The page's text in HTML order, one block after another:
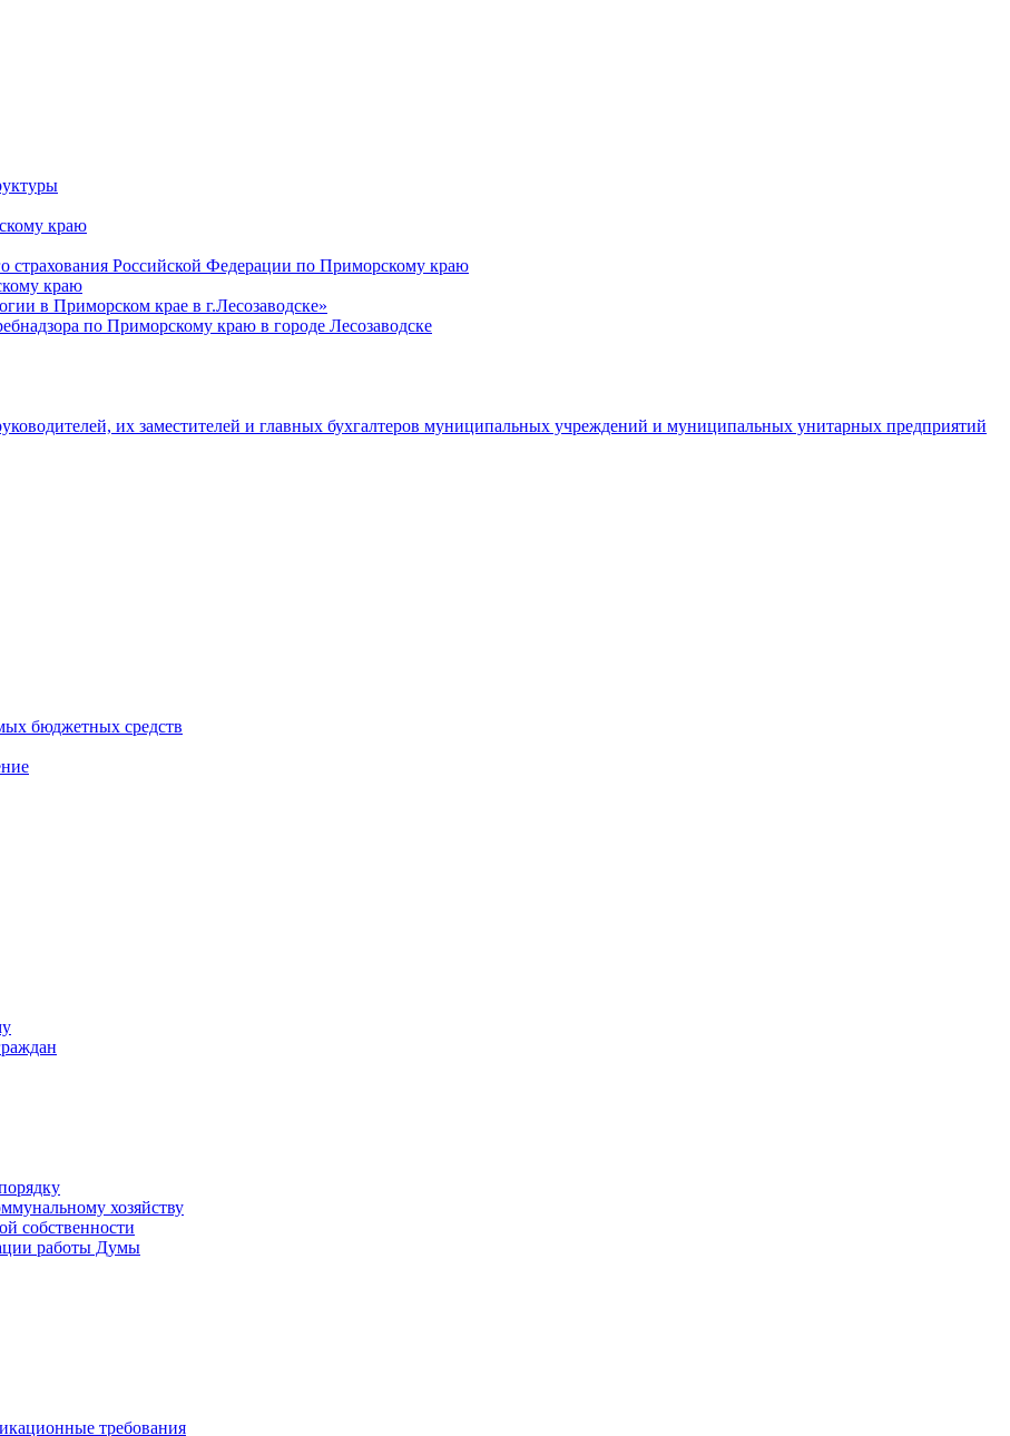
краю
страхования Российской Федерации по Приморскому краю
краю
в Приморском крае в г.Лесозаводске»
по Приморскому краю в городе Лесозаводске
их заместителей и главных бухгалтеров муниципальных учреждений и муниципальных унитарных предприятий
бюджетных средств
хозяйству
собственности
работы Думы
требования